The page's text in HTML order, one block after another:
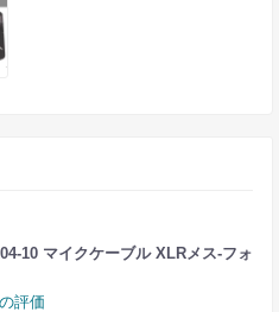
10 マイクケーブル XLRメス-フォ
評価